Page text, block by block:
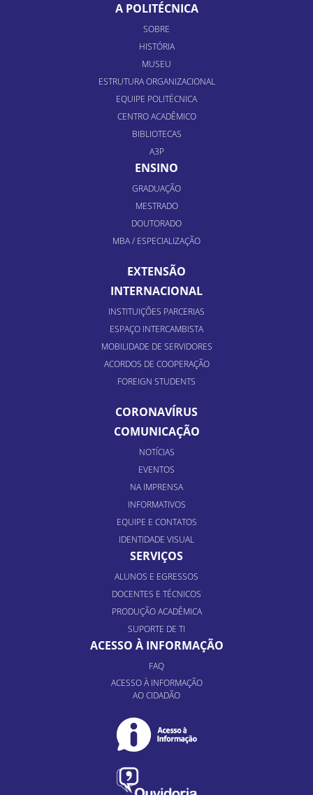
A POLITÉCNICA
SOBRE
HISTÓRIA
MUSEU
ESTRUTURA ORGANIZACIONAL
EQUIPE POLITÉCNICA
CENTRO ACADÊMICO
BIBLIOTECAS
A3P
ENSINO
GRADUAÇÃO
MESTRADO
DOUTORADO
MBA / ESPECIALIZAÇÃO
EXTENSÃO
INTERNACIONAL
INSTITUIÇÕES PARCERIAS
ESPAÇO INTERCAMBISTA
MOBILIDADE DE SERVIDORES
ACORDOS DE COOPERAÇÃO
FOREIGN STUDENTS
CORONAVÍRUS
COMUNICAÇÃO
NOTÍCIAS
EVENTOS
NA IMPRENSA
INFORMATIVOS
EQUIPE E CONTATOS
IDENTIDADE VISUAL
SERVIÇOS
ALUNOS E EGRESSOS
DOCENTES E TÉCNICOS
PRODUÇÃO ACADÊMICA
SUPORTE DE TI
ACESSO À INFORMAÇÃO
FAQ
ACESSO À INFORMAÇÃO
AO CIDADÃO